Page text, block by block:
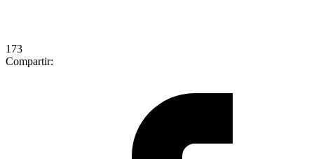
173
Compartir: